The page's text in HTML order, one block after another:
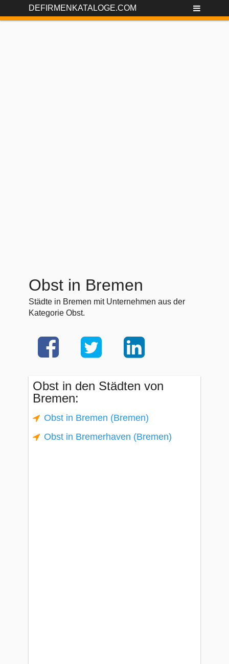
DEFIRMENKATALOGE.COM
Obst in Bremen
Städte in Bremen mit Unternehmen aus der
Kategorie Obst.
Obst in den Städten von
Bremen:
Obst in Bremen (Bremen)
Obst in Bremerhaven (Bremen)